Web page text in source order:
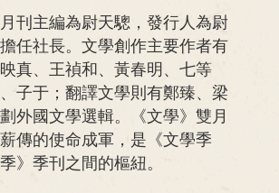
月刊主編為尉天驄，發行人為尉
任社長。文學創作主要作者有
真、王禎和、黃春明、七等
子于；翻譯文學則有鄭臻、梁
外國文學選輯。《文學》雙月
傳的使命成軍，是《文學季
》季刊之間的樞紐。